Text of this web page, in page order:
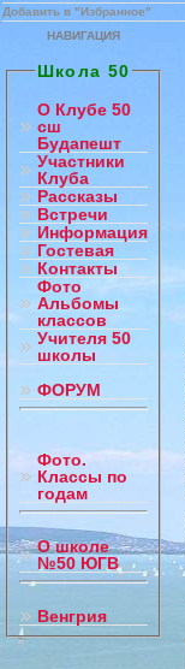
Добавить в "Избранное"
НАВИГАЦИЯ
Школа 50
О Клубе 50
сш
Будапешт
Участники
Клуба
Рассказы
Встречи
Информация
Гостевая
Контакты
Фото
Альбомы
классов
Учителя 50
школы
ФОРУМ
Фото.
Классы по
годам
О школе
№50 ЮГВ
Венгрия